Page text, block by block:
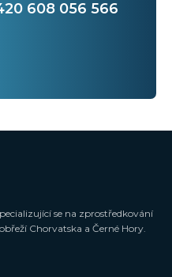
608 056 566
se na zprostředkování
Chorvatska a Černé Hory.